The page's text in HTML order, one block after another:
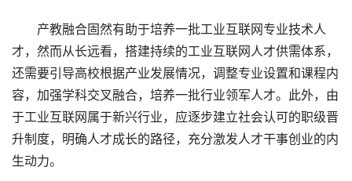
产教融合固然有助于培养一批工业互联网专业技术人
才，然而从长远看，搭建持续的工业互联网人才供需体系，
还需要引导高校根据产业发展情况，调整专业设置和课程内
容，加强学科交叉融合，培养一批行业领军人才。此外，由
于工业互联网属于新兴行业，应逐步建立社会认可的职级晋
升制度，明确人才成长的路径，充分激发人才干事创业的内
生动力。